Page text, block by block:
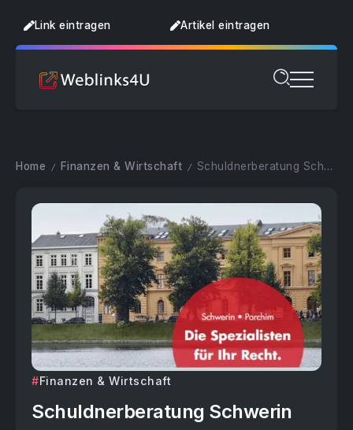
Link eintragen Artikel eintragen
Home / Finanzen & Wirtschaft / Schuldnerberatung Schwerin
Finanzen & Wirtschaft
Schuldnerberatung Schwerin